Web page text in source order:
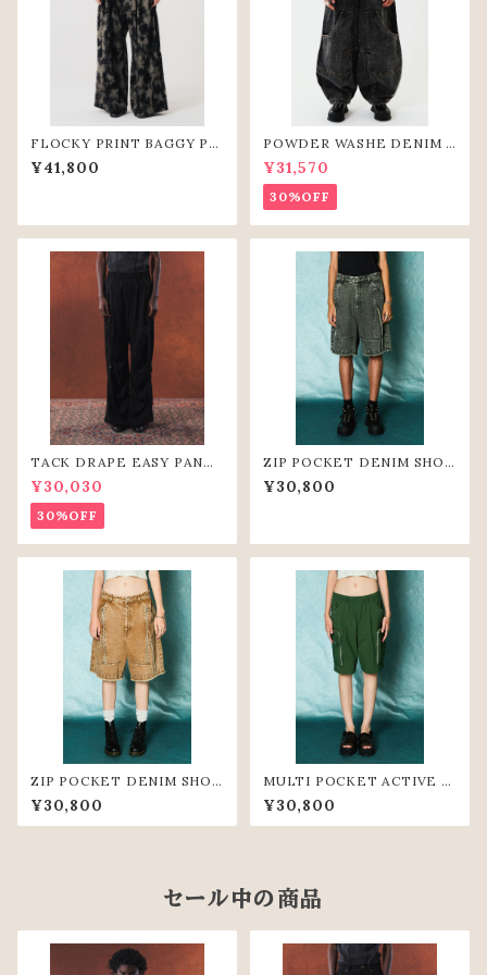
FLOCKY PRINT BAGGY PA
NTS (GRY)
¥41,800
POWDER WASHE DENIM C
URVE PANTS(BLK)
¥31,570
30%OFF
TACK DRAPE EASY PANTS
(BLK)
¥30,030
30%OFF
ZIP POCKET DENIM SHOR
T PANTS（GRY）
¥30,800
ZIP POCKET DENIM SHOR
T PANTS(BGE)
¥30,800
MULTI POCKET ACTIVE S
HORT PANTS(GRN)
¥30,800
セール中の商品